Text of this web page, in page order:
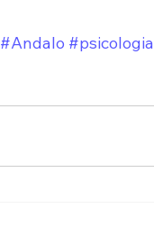
#Andalo #psicologia